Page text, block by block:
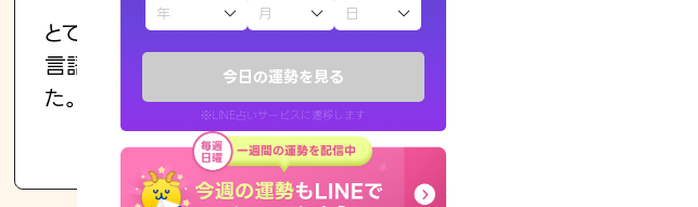
今日の運勢を見る
※LINE占いサービスに遷移します
えもじの子（占）12星座占い
お知らせ
とても的確で感じていた違和感を
言語化してくれたので腑に落ちまし
た。
30代 女性